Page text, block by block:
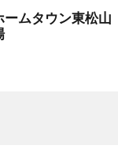
ームタウン東松山